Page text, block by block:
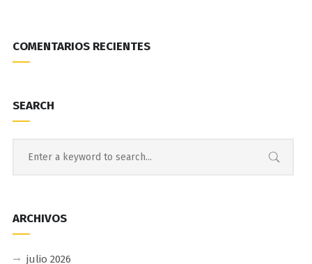
COMENTARIOS RECIENTES
SEARCH
ARCHIVOS
julio 2026